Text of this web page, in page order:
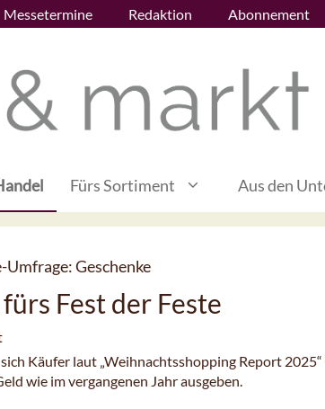
Messetermine Redaktion Abonnement
Fürs Sortiment Aus den
Geschenke
Fest der Feste
Käufer laut „Weihnachtsshopping Report
wie im vergangenen Jahr ausgeben.